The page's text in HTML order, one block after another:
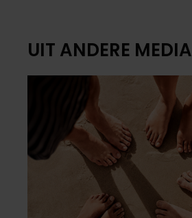
UIT ANDERE MEDIA